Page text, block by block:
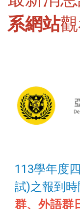
系網站觀
113學年度
試)之報到
群、外語群